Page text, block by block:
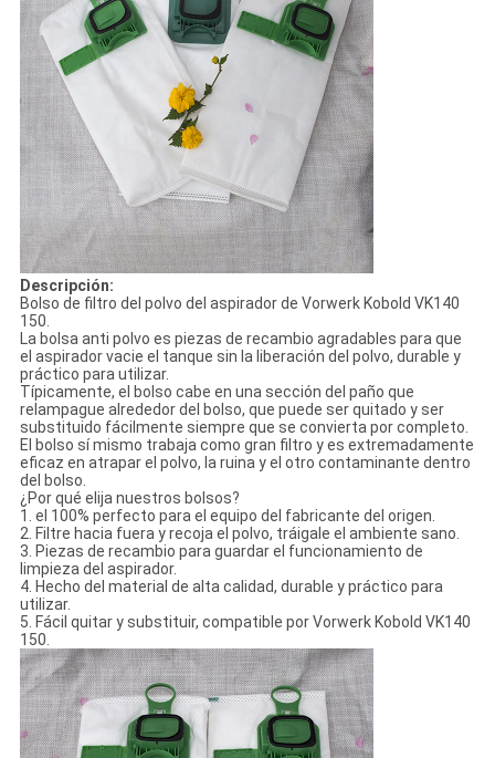
Descripción:
Bolso de filtro del polvo del aspirador de Vorwerk Kobold VK140
150.
La bolsa anti polvo es piezas de recambio agradables para que
el aspirador vacie el tanque sin la liberación del polvo, durable y
práctico para utilizar.
Típicamente, el bolso cabe en una sección del paño que
relampague alrededor del bolso, que puede ser quitado y ser
substituido fácilmente siempre que se convierta por completo.
El bolso sí mismo trabaja como gran filtro y es extremadamente
eficaz en atrapar el polvo, la ruina y el otro contaminante dentro
del bolso.
¿Por qué elija nuestros bolsos?
1. el 100% perfecto para el equipo del fabricante del origen.
2. Filtre hacia fuera y recoja el polvo, tráigale el ambiente sano.
3. Piezas de recambio para guardar el funcionamiento de
limpieza del aspirador.
4. Hecho del material de alta calidad, durable y práctico para
utilizar.
5. Fácil quitar y substituir, compatible por Vorwerk Kobold VK140
150.